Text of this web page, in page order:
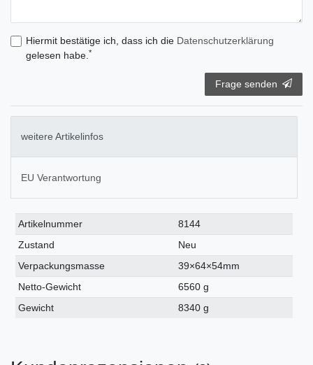
Hiermit bestätige ich, dass ich die Daten­schutz­erklärung
gelesen habe. *
Frage senden
weitere Artikelinfos
EU Verantwortung
Technisches
Merkmal
Wert
Artikelnummer
8144
Zustand
Neu
Verpackungsmasse
39×64×54mm
Netto-Gewicht
6560 g
Gewicht
8340 g